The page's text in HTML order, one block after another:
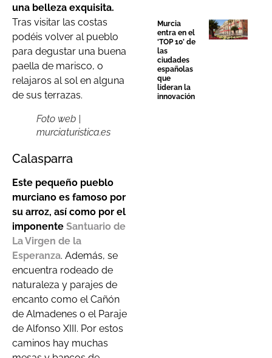
una belleza exquisita.
Tras visitar las costas
podéis volver al pueblo
para degustar una buena
paella de marisco, o
relajaros al sol en alguna
de sus terrazas.
Foto web |
murciaturistica.es
Calasparra
Este pequeño pueblo
murciano es famoso por
su arroz, así como por el
imponente Santuario de
La Virgen de la
Esperanza. Además, se
encuentra rodeado de
naturaleza y parajes de
encanto como el Cañón
de Almadenes o el Paraje
de Alfonso XIII. Por estos
caminos hay muchas
Murcia
entra en el
‘TOP 10’ de
las
ciudades
españolas
que
lideran la
innovación